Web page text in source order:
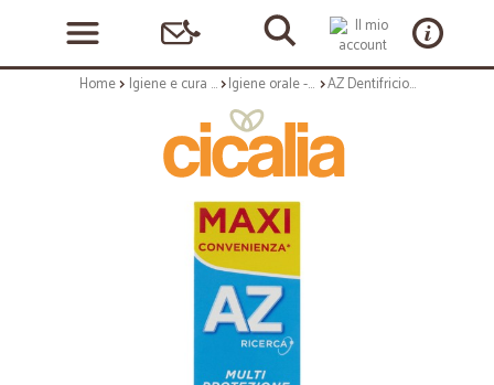
Home Igiene e cura personale Igiene orale - dentifricio AZ Dentifricio Multi Protezione Tartar Control + Whitening Menta Fresca 75 ml + 10 ml